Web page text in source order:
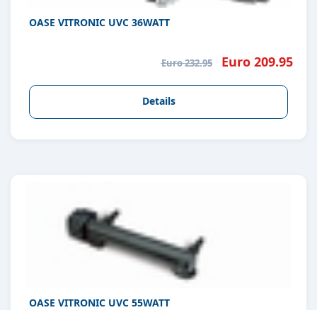
OASE VITRONIC UVC 36WATT
Euro 232.95 Euro 209.95
Details
OASE VITRONIC UVC 55WATT